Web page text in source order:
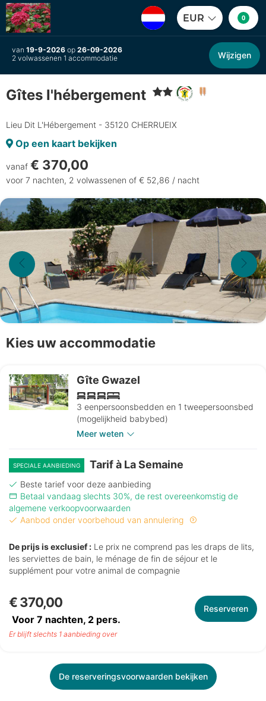
EUR 0
van 19-9-2026 op 26-09-2026
2 volwassenen 1 accommodatie
Wijzigen
Gîtes l'hébergement
Lieu Dit L'Hébergement - 35120 CHERRUEIX
Op een kaart bekijken
vanaf € 370,00
voor 7 nachten, 2 volwassenen of € 52,86 / nacht
Kies uw accommodatie
Gîte Gwazel
3 eenpersoonsbedden en 1 tweepersoonsbed
(mogelijkheid babybed)
Meer weten
SPECIALE AANBIEDING Tarif à La Semaine
Beste tarief voor deze aanbieding
Betaal vandaag slechts 30%, de rest overeenkomstig de
algemene verkoopvoorwaarden
Aanbod onder voorbehoud van annulering
De prijs is exclusief : Le prix ne comprend pas les draps de lits,
les serviettes de bain, le ménage de fin de séjour et le
supplément pour votre animal de compagnie
€ 370,00
Voor 7 nachten, 2 pers.
Reserveren
Er blijft slechts 1 aanbieding over
De reserveringsvoorwaarden bekijken